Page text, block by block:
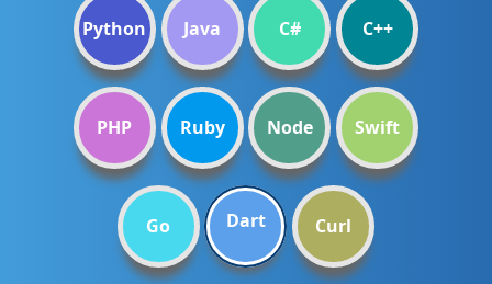
Python Java C# C++
PHP Ruby Node Swift
Go Dart Curl